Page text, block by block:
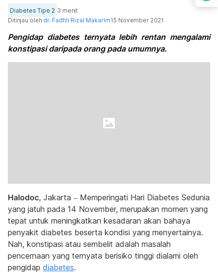
Diabetes Tipe 2 3 menit
Ditinjau oleh dr. Fadhli Rizal Makarim15 November 2021
Pengidap diabetes ternyata lebih rentan mengalami
konstipasi daripada orang pada umumnya.
Halodoc, Jakarta – Memperingati Hari Diabetes Sedunia
yang jatuh pada 14 November, merupakan momen yang
tepat untuk meningkatkan kesadaran akan bahaya
penyakit diabetes beserta kondisi yang menyertainya.
Nah, konstipasi atau sembelit adalah masalah
pencernaan yang ternyata berisiko tinggi dialami oleh
pengidap diabetes.